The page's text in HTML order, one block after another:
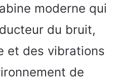
moderne qui
du bruit,
et des vibrations
de